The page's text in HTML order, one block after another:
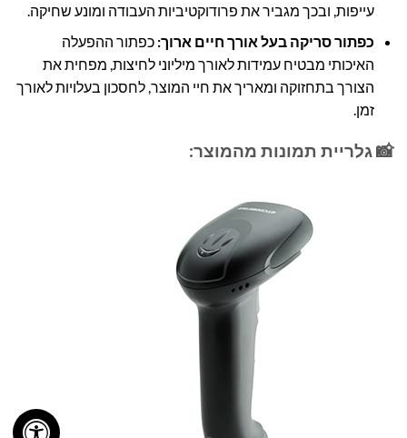
עייפות, ובכך מגביר את פרודוקטיביות העבודה ומונע שחיקה.
כפתור סריקה בעל אורך חיים ארוך: כפתור ההפעלה
האיכותי מבטיח עמידות לאורך מיליוני לחיצות, מפחית את
הצורך בתחזוקה ומאריך את חיי המוצר, לחסכון בעלויות לאורך
זמן.
📸 גלריית תמונות מהמוצר: